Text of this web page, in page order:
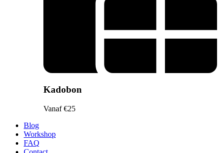
Kadobon
Vanaf €25
Blog
Workshop
FAQ